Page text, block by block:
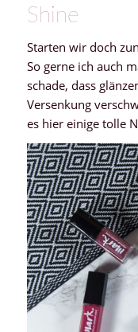
Shine
Starten wir doch
So gerne ich auch
schade, dass
Versenkung
es hier einige tolle